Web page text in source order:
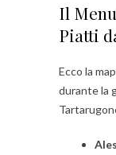
Il
Piatti
Ecco la
durante la